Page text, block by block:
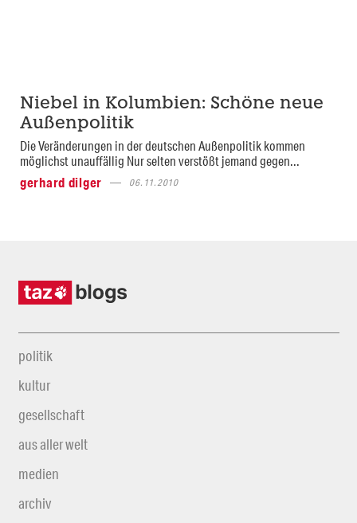
Niebel in Kolumbien: Schöne neue
Außenpolitik
Die Veränderungen in der deutschen Außenpolitik kommen
möglichst unauffällig Nur selten verstößt jemand gegen...
gerhard dilger
06.11.2010
politik
kultur
gesellschaft
aus aller welt
medien
archiv